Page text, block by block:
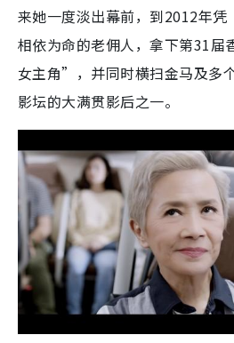
来她一度淡出幕前，到2012年凭
相依为命的老佣人，拿下第31
女主角”，并同时横扫金马及多
影坛的大满贯影后之一。